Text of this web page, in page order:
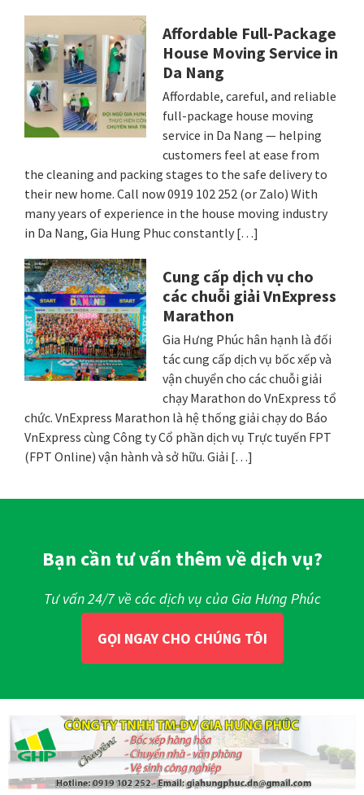
Affordable Full-Package
House Moving Service in
Da Nang
Affordable, careful, and reliable
full-package house moving
service in Da Nang — helping
customers feel at ease from
the cleaning and packing stages to the safe delivery to
their new home. Call now 0919 102 252 (or Zalo) With
many years of experience in the house moving industry
in Da Nang, Gia Hung Phuc constantly […]
Cung cấp dịch vụ cho
các chuỗi giải VnExpress
Marathon
Gia Hưng Phúc hân hạnh là đối
tác cung cấp dịch vụ bốc xếp và
vận chuyển cho các chuỗi giải
chạy Marathon do VnExpress tổ
chức. VnExpress Marathon là hệ thống giải chạy do Báo
VnExpress cùng Công ty Cổ phần dịch vụ Trực tuyến FPT
(FPT Online) vận hành và sở hữu. Giải […]
Bạn cần tư vấn thêm về dịch vụ?
Tư vấn 24/7 về các dịch vụ của Gia Hưng Phúc
GỌI NGAY CHO CHÚNG TÔI